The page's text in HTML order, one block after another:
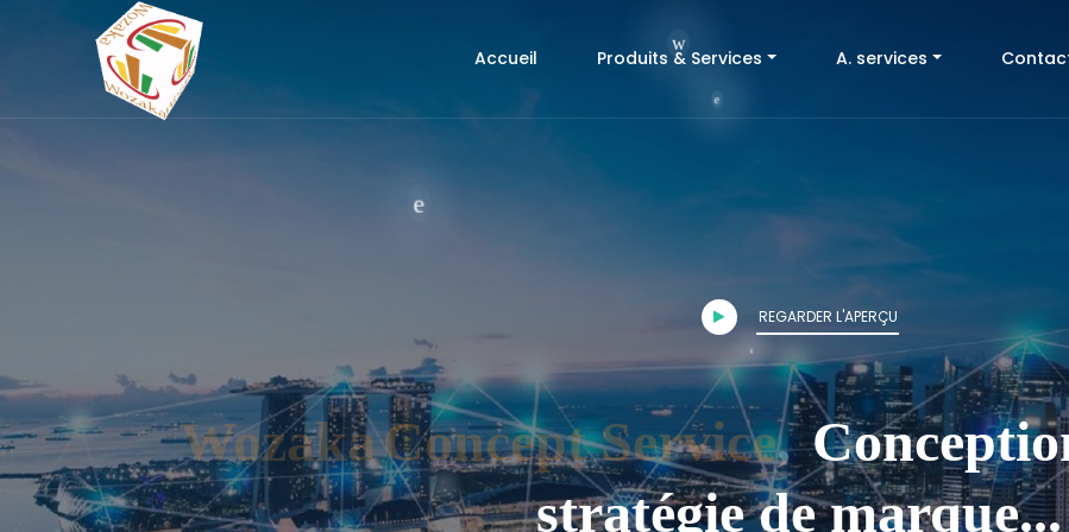
Accueil (current)Produits & Services A. services
REGARDER L'APERÇU
WozakaConcept Service,
stratégie de marque...
g
c